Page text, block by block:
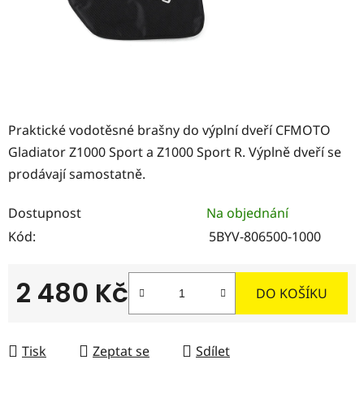
Praktické vodotěsné brašny do výplní dveří CFMOTO
Gladiator Z1000 Sport a Z1000 Sport R. Výplně dveří se
prodávají samostatně.
Dostupnost
Na objednání
Kód:
5BYV-806500-1000
2 480 Kč DO KOŠÍKU
Tisk Zeptat se Sdílet